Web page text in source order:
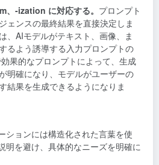
、-ization に対応する。 プロンプト
ェンスの最終結果を直接決定しま
、AIモデルがテキスト、画像、ま
るよう誘導する入力プロンプトの
果的なプロンプトによって、生成
明確になり、モデルがユーザーの
結果を生成できるようになりま
ションには構造化された言葉を使
明を避け、具体的なニーズを明確に